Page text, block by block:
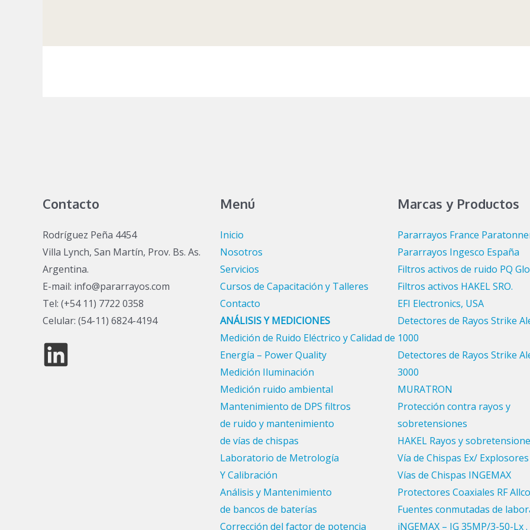
Contacto
Rodríguez Peña 4454
Villa Lynch, San Martín, Prov. Bs. As.
Argentina.
E-mail: info@pararrayos.com
Tel: (+54 11) 7722 0358
Celular: (54-11) 6824-4194
Menú
Inicio
Nosotros
Servicios
Cursos de Capacitación y Talleres
Contacto
ANÁLISIS Y MEDICIONES
Medición de Ruido Eléctrico y Calidad de
Energía – Power Quality
Medición Iluminación
Medición ruido ambiental
Mantenimiento de DPS filtros
de ruido y mantenimiento
de vías de chispas
Laboratorio de Metrología
Y Calibración
Análisis y Mantenimiento
de bancos de baterías
Corrección del factor de potencia
Marcas y Productos
Pararrayos France
Pararrayos Ingesco España
Filtros activos de ruido PQ
Filtros activos HAKEL SRO.
EFI Electronics, USA
Detectores de Rayos Strike
1000
Detectores de Rayos Strike
3000
MURATRON
Protección contra rayos y
sobretensiones
HAKEL Rayos y
Vía de Chispas Ex/ Explosores
Vías de Chispas INGEMAX
Protectores Coaxiales RF
Fuentes conmutadas de
iNGEMAX – IG 35MP/3-50-Lx